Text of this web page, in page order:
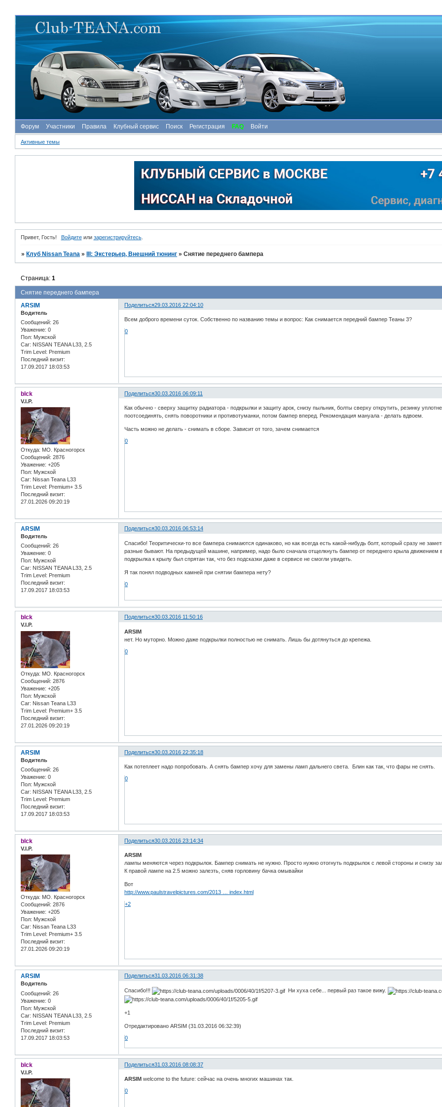
Форум Участники Правила Клубный сервис Поиск Регистрация FAQ Войти
Активные темы
Привет, Гость! Войдитеили зарегистрируйтесь.
» Клуб Nissan Teana » III: Экстерьер, Внешний тюнинг »Снятие переднего бампера
Снятие переднего бампера
Страница:1
Поделиться29.03.2016 22:04:10
ARSIM
Водитель
Сообщений: 26
Уважение: 0
Пол: Мужской
Car: NISSAN TEANA L33, 2.5
Trim Level: Premium
Последний визит:
17.09.2017 18:03:53
Всем доброго времени суток. Собственно по названию темы и вопрос: Как снимается передний бампер Теаны 3?
0
Поделиться30.03.2016 06:09:11
blck
V.I.P.
Откуда: МО. Красногорск
Сообщений: 2876
Уважение: +205
Пол: Мужской
Car: Nissan Teana L33
Trim Level: Premium+ 3.5
Последний визит:
27.01.2026 09:20:19
Как обычно - сверху защитку радиатора - подкрылки и защиту арок, снизу пыльник, болты сверху открутить, резинку
поотсоединять, снять поворотники и противотуманки, потом бампер вперед. Рекомендация мануала - делать вдвоем.
Часть можно не делать - снимать в сборе. Зависит от того, зачем снимается
0
Поделиться30.03.2016 06:53:14
ARSIM
Водитель
Сообщений: 26
Уважение: 0
Пол: Мужской
Car: NISSAN TEANA L33, 2.5
Trim Level: Premium
Последний визит:
17.09.2017 18:03:53
Спасибо! Теоритически-то все бампера снимаются одинаково, но как всегда есть какой-нибудь болт, который сразу не
разные бывают. На предыдущей машине, например, надо было сначала отщелкнуть бампер от переднего крыла движением
подкрылка к крылу был спрятан так, что без подсказки даже в сервисе не смогли увидеть.
Я так понял подводных камней при снятии бампера нету?
0
Поделиться30.03.2016 11:50:16
blck
V.I.P.
Откуда: МО. Красногорск
Сообщений: 2876
Уважение: +205
Пол: Мужской
Car: Nissan Teana L33
Trim Level: Premium+ 3.5
Последний визит:
27.01.2026 09:20:19
ARSIM
нет. Но муторно. Можно даже подкрылки полностью не снимать. Лишь бы дотянуться до крепежа.
0
Поделиться30.03.2016 22:35:18
ARSIM
Водитель
Сообщений: 26
Уважение: 0
Пол: Мужской
Car: NISSAN TEANA L33, 2.5
Trim Level: Premium
Последний визит:
17.09.2017 18:03:53
Как потеплеет надо попробовать. А снять бампер хочу для замены ламп дальнего света. Блин как так, что фары не снять.
0
Поделиться30.03.2016 23:14:34
blck
V.I.P.
Откуда: МО. Красногорск
Сообщений: 2876
Уважение: +205
Пол: Мужской
Car: Nissan Teana L33
Trim Level: Premium+ 3.5
Последний визит:
27.01.2026 09:20:19
ARSIM
лампы меняются через подкрылок. Бампер снимать не нужно. Просто нужно отогнуть подкрылок с левой стороны и снизу
К правой лампе на 2.5 можно залезть, сняв горловину бачка омывайки
Вот
http://www.paulstravelpictures.com/2013 … index.html
+2
Поделиться31.03.2016 06:31:38
ARSIM
Водитель
Сообщений: 26
Уважение: 0
Пол: Мужской
Car: NISSAN TEANA L33, 2.5
Trim Level: Premium
Последний визит:
17.09.2017 18:03:53
Спасибо!!! Ни хуха себе... первый раз такое вижу.
+1
Отредактировано ARSIM (31.03.2016 06:32:39)
0
Поделиться31.03.2016 08:08:37
blck
V.I.P.
ARSIM welcome to the future: сейчас на очень многих машинах так.
0